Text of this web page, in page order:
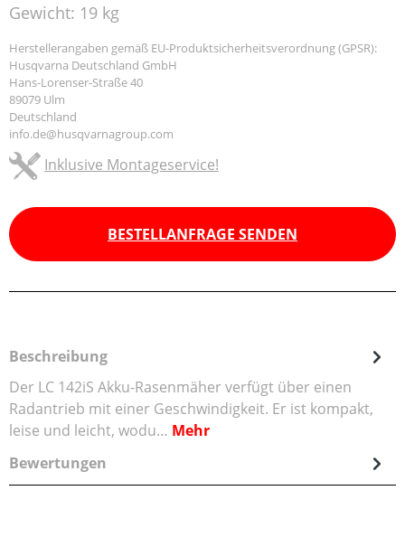
Gewicht: 19 kg
Herstellerangaben gemäß EU-Produktsicherheitsverordnung (GPSR):
Husqvarna Deutschland GmbH
Hans-Lorenser-Straße 40
89079 Ulm
Deutschland
info.de@husqvarnagroup.com
Inklusive Montageservice!
BESTELLANFRAGE SENDEN
Beschreibung
Der LC 142iS Akku-Rasenmäher verfügt über einen
Radantrieb mit einer Geschwindigkeit. Er ist kompakt,
leise und leicht, wodu… Mehr
Bewertungen